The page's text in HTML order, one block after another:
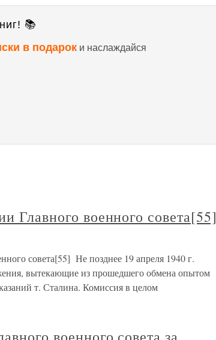
📚
в подарок и наслаждайся
Главного военного совета[55]
совета[55] Не позднее 19 апреля 1940 г.
вытекающие из прошедшего обмена опытом
т. Сталина. Комиссия в целом